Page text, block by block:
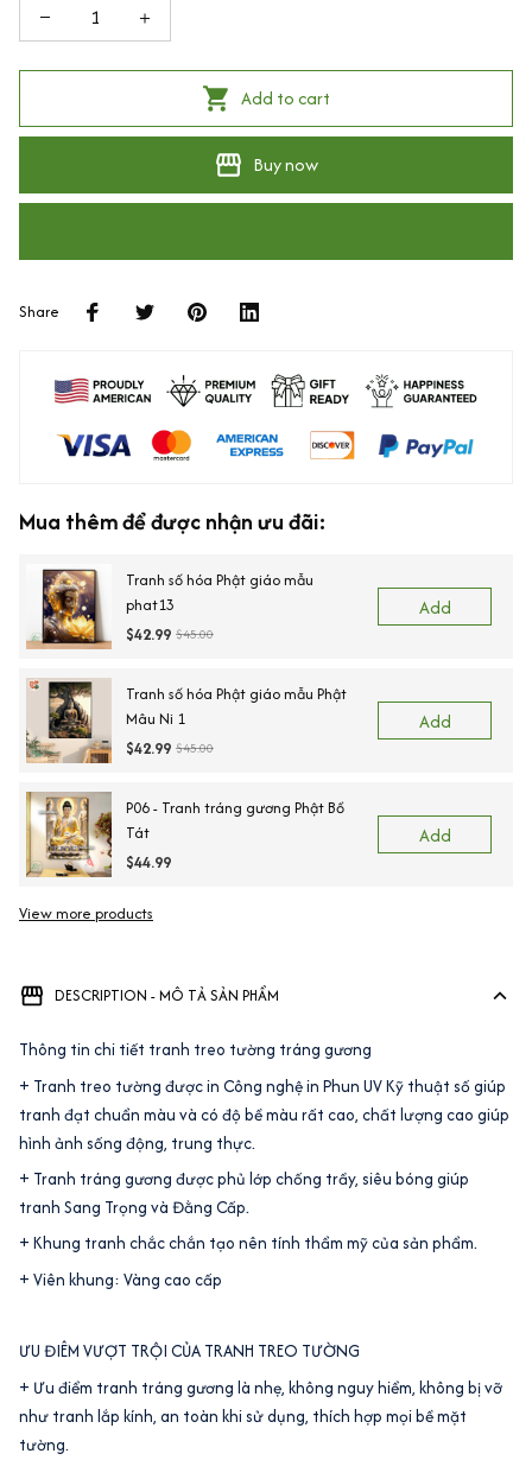
Add to cart
Buy now
Share
Mua thêm để được nhận ưu đãi:
Tranh số hóa Phật giáo mẫu
phat13
$42.99 $45.00
Add
Tranh số hóa Phật giáo mẫu Phật
Mâu Ni 1
$42.99 $45.00
Add
P06 - Tranh tráng gương Phật Bồ
Tát
$44.99
Add
View more products
DESCRIPTION - MÔ TẢ SẢN PHẨM
Thông tin chi tiết tranh treo tường tráng gương
+ Tranh treo tường được in Công nghệ in Phun UV Kỹ thuật số giúp
tranh đạt chuẩn màu và có độ bề màu rất cao, chất lượng cao giúp
hình ảnh sống động, trung thực.
+ Tranh tráng gương được phủ lớp chống trầy, siêu bóng giúp
tranh Sang Trọng và Đằng Cấp.
+ Khung tranh chắc chắn tạo nên tính thẩm mỹ của sản phẩm.
+ Viên khung: Vàng cao cấp
ƯU ĐIÊM VƯỢT TRỘI CỦA TRANH TREO TƯỜNG
+ Ưu điểm tranh tráng gương là nhẹ, không nguy hiểm, không bị vỡ
như tranh lắp kính, an toàn khi sử dụng, thích hợp mọi bề mặt
tường.